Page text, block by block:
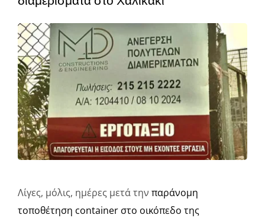
Φάκελοι
Νέα – Ανακοινώσεις
Αναζήτηση
για:
Πολιτική Απορρήτου
Λίγες, μόλις, ημέρες μετά την παράνομη
τοποθέτηση container στο οικόπεδο της